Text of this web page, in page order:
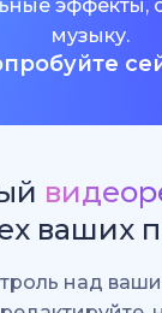
эффекты,
музыку.
ваших
над